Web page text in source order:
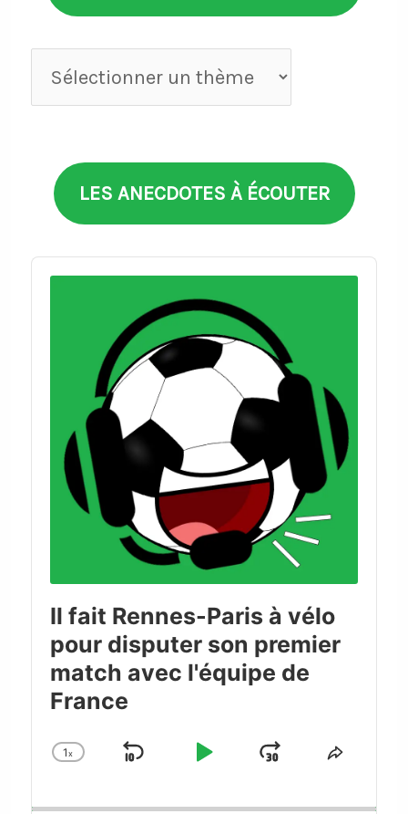
Anecdotes
par
LES ANECDOTES À ÉCOUTER
Audio
Player
Il fait Rennes-Paris à vélo
pour disputer son premier
match avec l'équipe de
France
Change
1x
Skip
Play
JumpShare